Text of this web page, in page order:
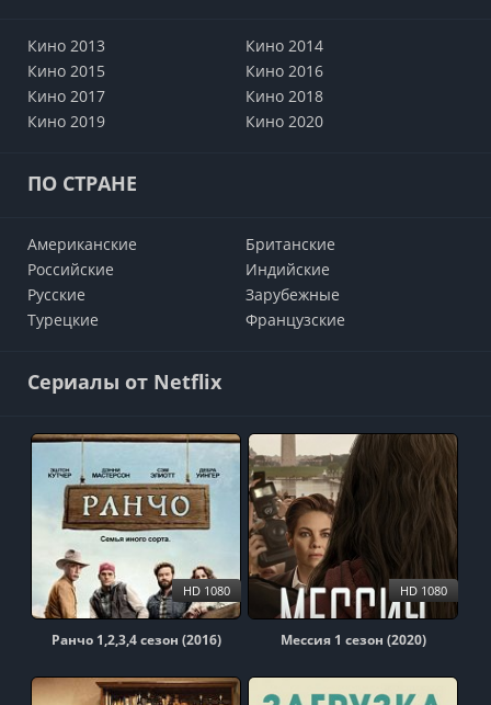
Кино 2013
Кино 2014
Кино 2015
Кино 2016
Кино 2017
Кино 2018
Кино 2019
Кино 2020
ПО СТРАНЕ
Американские
Британские
Российские
Индийские
Русские
Зарубежные
Турецкие
Французские
Сериалы от Netflix
Ранчо 1,2,3,4 сезон (2016)
HD 1080
Мессия 1 сезон (2020)
HD 1080